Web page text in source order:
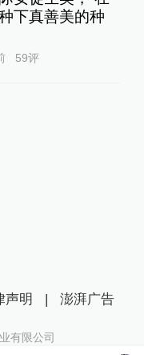
下真善美的种
59评
声明 | 澎湃广告
有限公司